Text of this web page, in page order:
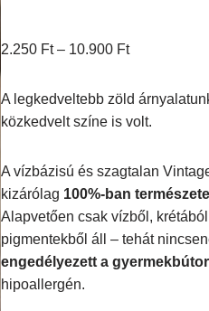
2.250 Ft – 10.900 Ft
A legkedveltebb zöld
közkedvelt színe is volt.
A vízbázisú és szagtalan
kizárólag 100%-ban
Alapvetően csak vízből,
pigmentekből áll – tehát
engedélyezett a
hipoallergén.